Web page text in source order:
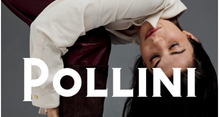
An ode to the house’s vibrant Italian roots, the new...